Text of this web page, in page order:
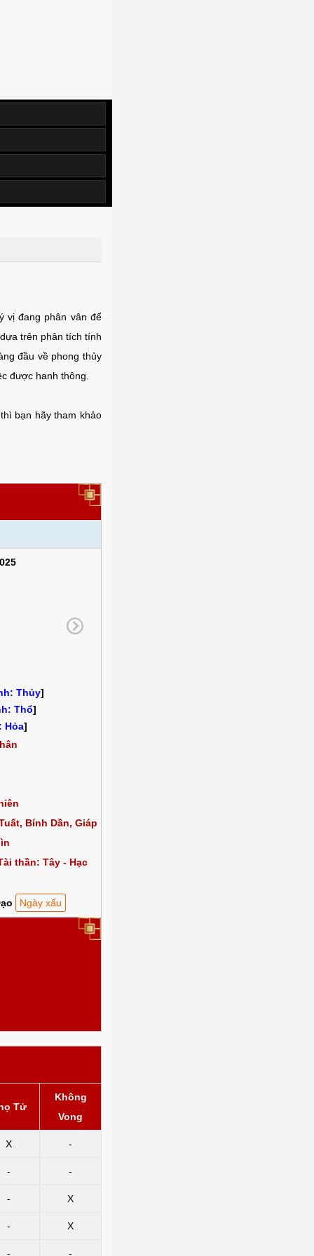
vị đang phân vân để
trên phân tích tính
đầu về phong thủy
được hanh thông.
thì bạn hãy tham khảo
Thủy]
Thổ]
Hỏa]
Bính Dần, Giáp
thần: Tây - Hạc
Ngày xấu
Tử
Không
Vong
X -
- -
- X
- X
- -